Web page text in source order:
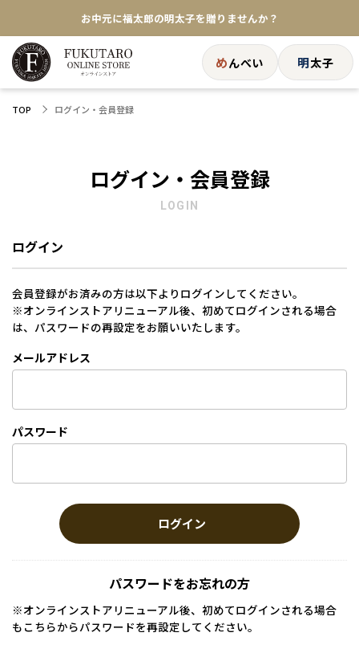
お中元に福太郎の明太子を贈りませんか？
★めんべい25周年記念商品が登場★
【色々な味を試したい方へ】ポストイン！めんべい
めんべい 明太子
TOP ログイン・会員登録
ログイン・会員登録
LOGIN
ログイン
会員登録がお済みの方は以下よりログインしてください。
※オンラインストアリニューアル後、初めてログインされる場合
は、パスワードの再設定をお願いいたします。
メールアドレス
パスワード
ログイン
パスワードをお忘れの方
※オンラインストアリニューアル後、初めてログインされる場合
もこちらからパスワードを再設定してください。